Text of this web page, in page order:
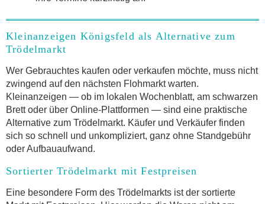
Kleinanzeigen Königsfeld als Alternative zum
Trödelmarkt
Wer Gebrauchtes kaufen oder verkaufen möchte, muss nicht
zwingend auf den nächsten Flohmarkt warten.
Kleinanzeigen — ob im lokalen Wochenblatt, am schwarzen
Brett oder über Online-Plattformen — sind eine praktische
Alternative zum Trödelmarkt. Käufer und Verkäufer finden
sich so schnell und unkompliziert, ganz ohne Standgebühr
oder Aufbauaufwand.
Sortierter Trödelmarkt mit Festpreisen
Eine besondere Form des Trödelmarkts ist der sortierte